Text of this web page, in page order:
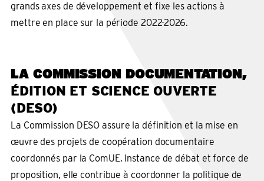
grands axes de développement et fixe les actions à
mettre en place sur la période 2022-2026.
LA COMMISSION DOCUMENTATION,
ÉDITION ET SCIENCE OUVERTE
(DESO)
La Commission DESO assure la définition et la mise en
œuvre des projets de coopération documentaire
coordonnés par la ComUE. Instance de débat et force de
proposition, elle contribue à coordonner la politique de